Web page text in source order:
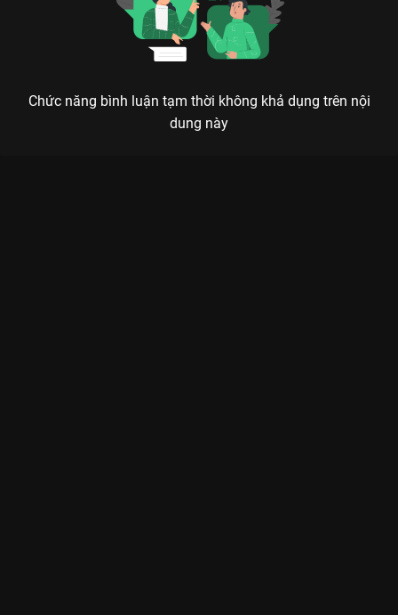
Chức năng bình luận tạm thời không khả dụng trên nội
dung này